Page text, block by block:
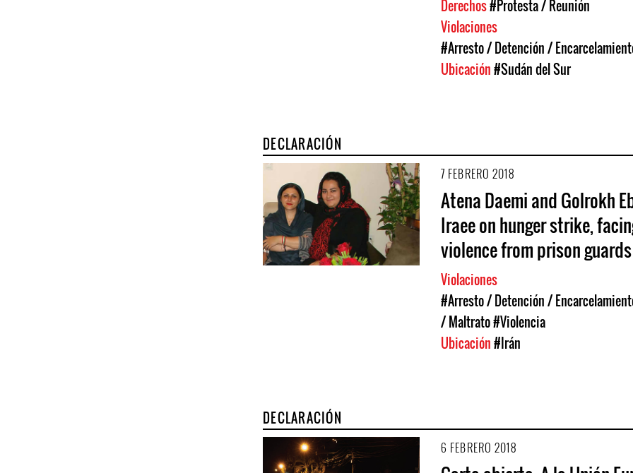
Derechos#Protesta / Reunión
Violaciones
#Arresto / Detención /
Ubicación#Sudán del Sur
DECLARACIÓN
7 FEBRERO 2018
Atena Daemi and Golrokh
Iraee on hunger strike,
violence from prison guards
Violaciones
#Arresto / Detención /
/ Maltrato#Violencia
Ubicación#Irán
DECLARACIÓN
6 FEBRERO 2018